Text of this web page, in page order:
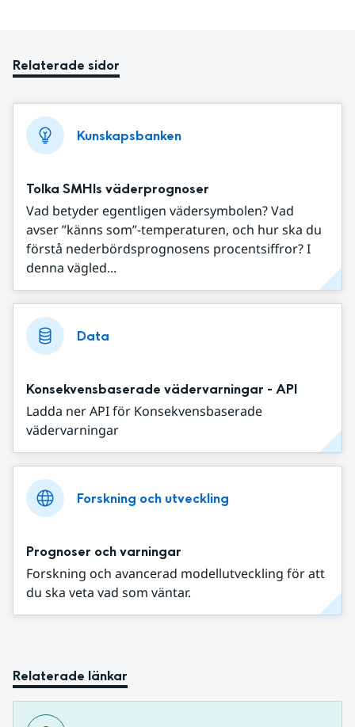
Relaterade sidor
Kunskapsbanken
Tolka SMHIs väderprognoser
Vad betyder egentligen vädersymbolen? Vad
avser ”känns som”-temperaturen, och hur ska du
förstå nederbördsprognosens procentsiffror? I
denna vägled...
Data
Konsekvensbaserade vädervarningar - API
Ladda ner API för Konsekvensbaserade
vädervarningar
Forskning och utveckling
Prognoser och varningar
Forskning och avancerad modellutveckling för att
du ska veta vad som väntar.
Relaterade länkar